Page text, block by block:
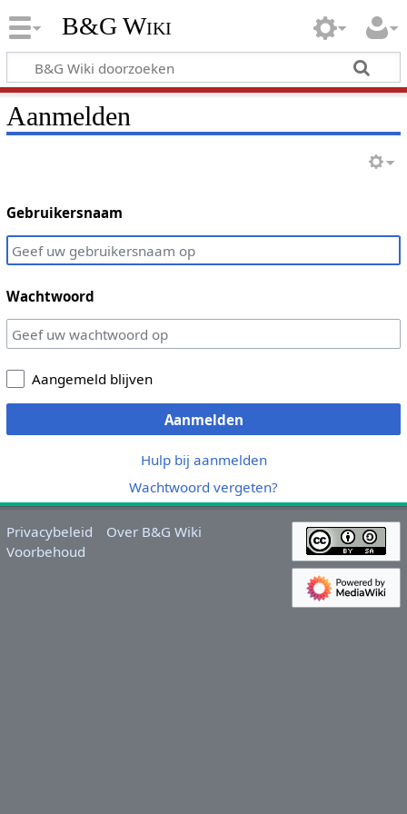
B&G Wiki
Aanmelden
Gebruikersnaam
Wachtwoord
Aangemeld blijven
Aanmelden
Hulp bij aanmelden
Wachtwoord vergeten?
Privacybeleid
Over B&G Wiki
Voorbehoud